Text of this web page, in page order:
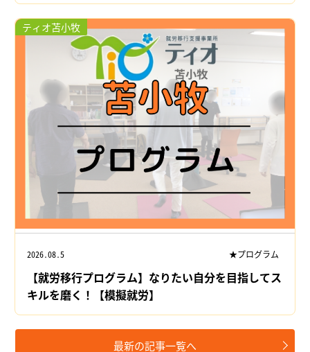
ティオ苫小牧
2026.08.5 ★プログラム
【就労移行プログラム】なりたい自分を目指してス
キルを磨く！【模擬就労】
最新の記事一覧へ